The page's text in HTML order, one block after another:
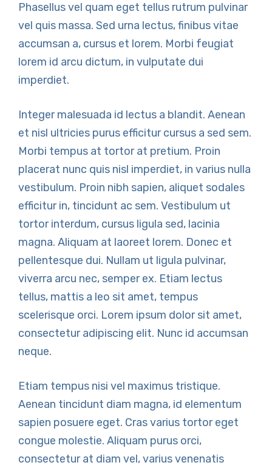
Phasellus vel quam eget tellus rutrum pulvinar
vel quis massa. Sed urna lectus, finibus vitae
accumsan a, cursus et lorem. Morbi feugiat
lorem id arcu dictum, in vulputate dui
imperdiet.
Integer malesuada id lectus a blandit. Aenean
et nisl ultricies purus efficitur cursus a sed sem.
Morbi tempus at tortor at pretium. Proin
placerat nunc quis nisl imperdiet, in varius nulla
vestibulum. Proin nibh sapien, aliquet sodales
efficitur in, tincidunt ac sem. Vestibulum ut
tortor interdum, cursus ligula sed, lacinia
magna. Aliquam at laoreet lorem. Donec et
pellentesque dui. Nullam ut ligula pulvinar,
viverra arcu nec, semper ex. Etiam lectus
tellus, mattis a leo sit amet, tempus
scelerisque orci. Lorem ipsum dolor sit amet,
consectetur adipiscing elit. Nunc id accumsan
neque.
Etiam tempus nisi vel maximus tristique.
Aenean tincidunt diam magna, id elementum
sapien posuere eget. Cras varius tortor eget
congue molestie. Aliquam purus orci,
consectetur at diam vel, varius venenatis